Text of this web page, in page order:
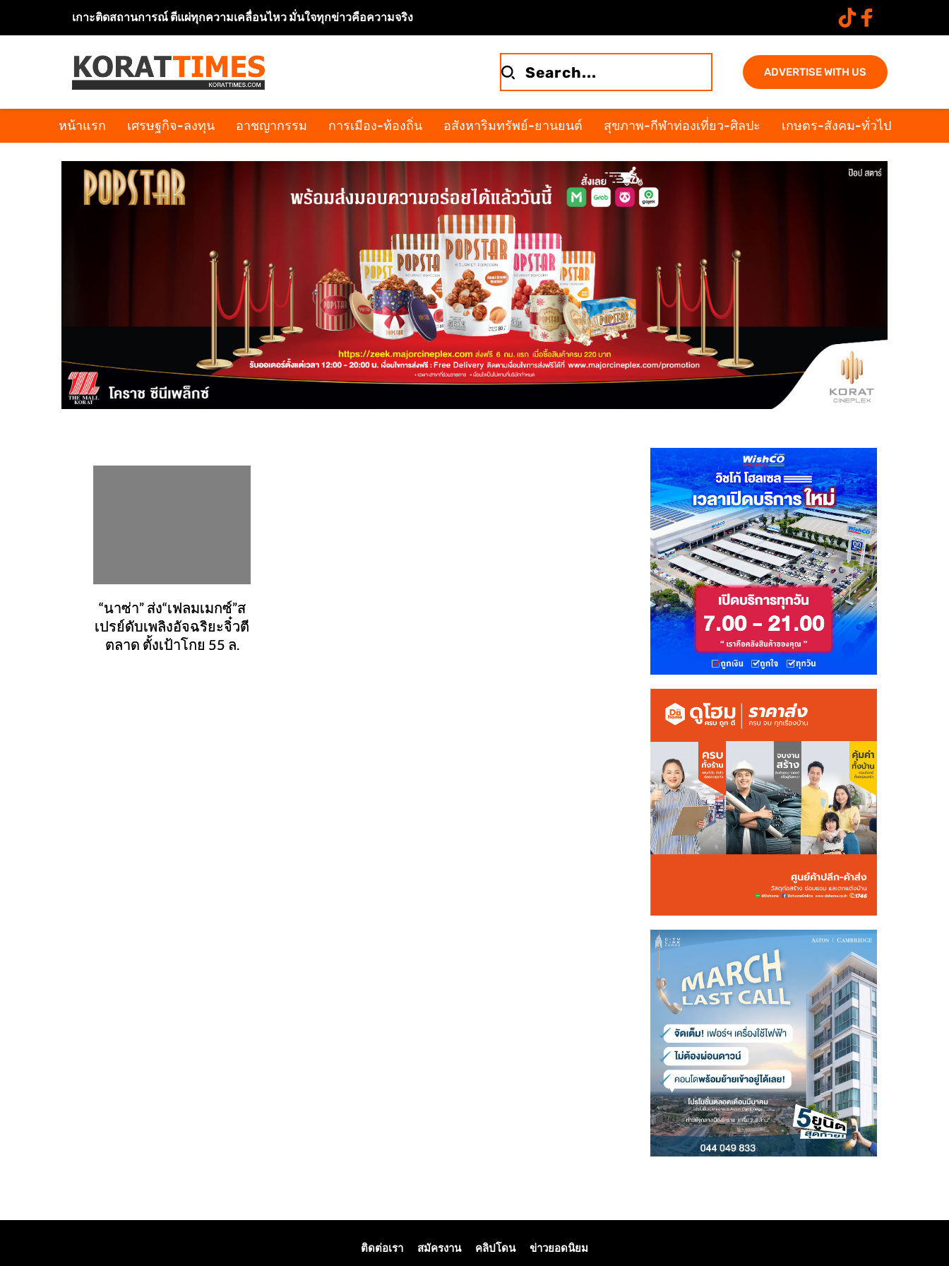
เกาะติดสถานการณ์ ตีแผ่ทุกความเคลื่อนไหว มั่นใจทุกข่าวคือความจริง
ADVERTISE WITH US
หน้าแรก เศรษฐกิจ-ลงทุน อาชญากรรม การเมือง-ท้องถิ่น อสังหาริมทรัพย์-ยานยนต์ สุขภาพ-กีฬาท่องเที่ยว-ศิลปะ เกษตร-สังคม-ทั่วไป
“นาซ่า” ส่ง“เฟลมเมกซ์”ส
เปรย์ดับเพลิงอัจฉริยะจิ๋วตี
ตลาด ตั้งเป้าโกย 55 ล.
ติดต่อเรา สมัครงาน คลิปโดน ข่าวยอดนิยม